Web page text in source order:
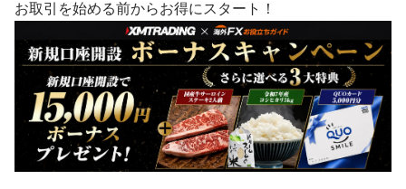
お取引を始める前からお得にスタート！